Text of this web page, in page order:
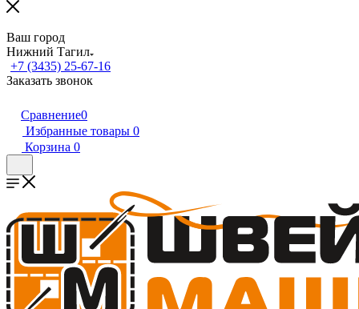
Ваш город
Нижний Тагил
+7 (3435) 25-67-16
Заказать звонок
Сравнение0
Избранные товары 0
Корзина 0